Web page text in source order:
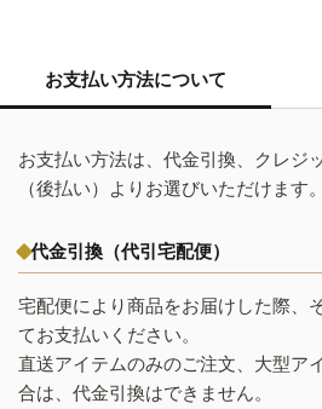
お支払い方法について
お支払い方法は、代金引換、クレジ
（後払い）よりお選びいただけます。
代金引換（代引宅配便）
宅配便により商品をお届けした際、
てお支払いください。
直送アイテムのみのご注文、大型ア
合は、代金引換はできません。